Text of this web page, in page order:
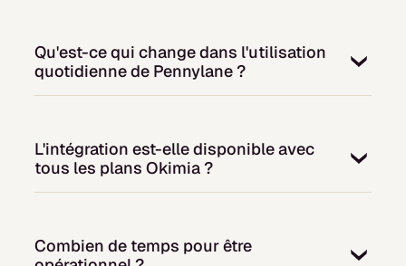
Qu'est-ce qui change dans l'utilisation
quotidienne de Pennylane ?
Okimia est une couche de pilotage qui
s'ajoute, utilisée au quotidien uniquement par
ceux qui pilotent la trésorerie : DAF, RAF,
L'intégration est-elle disponible avec
tous les plans Okimia ?
ils ont souscrit.
Combien de temps pour être